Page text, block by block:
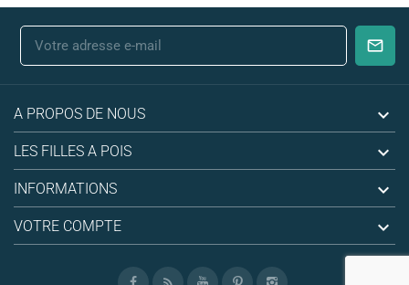
A PROPOS DE NOUS 
LES FILLES A POIS 
INFORMATIONS 
VOTRE COMPTE 